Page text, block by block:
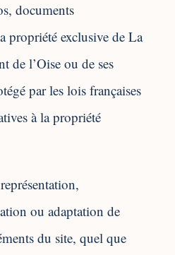
documents
propriété exclusive de La
de l’Oise ou de ses
par les lois françaises
à la propriété
ou adaptation de
du site, quel que